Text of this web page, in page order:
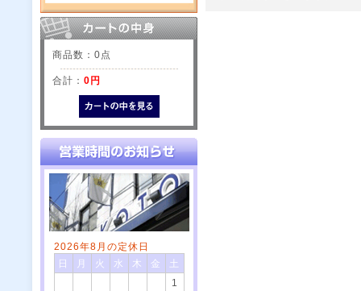
商品数：0点
合計： 0円
2026年8月の定休日
日
月 火 水 木 金
土
1